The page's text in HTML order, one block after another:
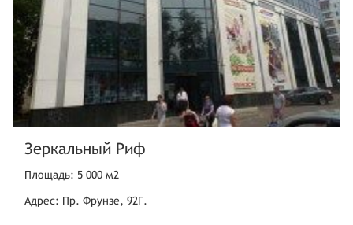
Зеркальный Риф
Площадь: 5 000 м2
Адрес: Пр. Фрунзе, 92Г.